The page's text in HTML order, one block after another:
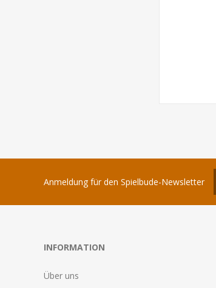
Anmeldung für den Spielbude-Newsletter
INFORMATION
Über uns